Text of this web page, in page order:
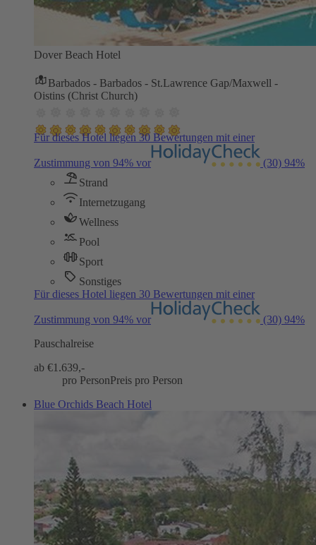
Dover Beach Hotel
Barbados - Barbados - St.Lawrence Gap/Maxwell -
Oistins (Christ Church)
Für dieses Hotel liegen 30 Bewertungen mit einer
Zustimmung von 94% vor (30) 94%
Strand
Internetzugang
Wellness
Pool
Sport
Sonstiges
Für dieses Hotel liegen 30 Bewertungen mit einer
Zustimmung von 94% vor (30) 94%
Pauschalreise
ab €1.639,-
pro PersonPreis pro Person
Blue Orchids Beach Hotel